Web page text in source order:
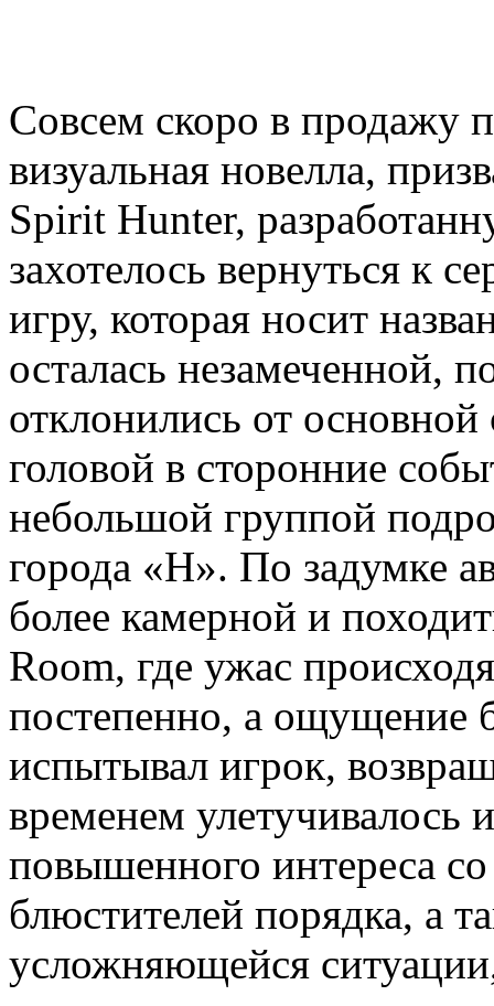
Совсем скоро в продажу
визуальная новелла,
Spirit Hunter,
захотелось вернуться к
игру, которая носит
осталась незамеченной,
отклонились от
головой в сторонние
небольшой группой
города «H». По задумке
более камерной и
Room, где ужас
постепенно, а ощущение
испытывал игрок,
временем улетучивалось
повышенного интереса
блюстителей порядка, а
усложняющейся